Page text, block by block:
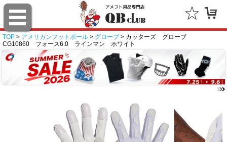
TOP > アメリカンフットボール > グローブ > カッターズ グローブ
CG10860 フォース6.0 ラインマン ホワイト